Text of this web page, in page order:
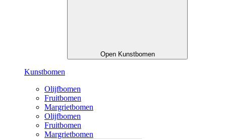
Open Kunstbomen
Kunstbomen
Olijfbomen
Fruitbomen
Margrietbomen
Olijfbomen
Fruitbomen
Margrietbomen